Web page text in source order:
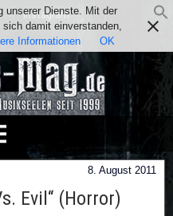
Instagram
8. August 2011
Evil“ (Horror)
unserer Dienste. Mit der
damit einverstanden,
Informationen OK